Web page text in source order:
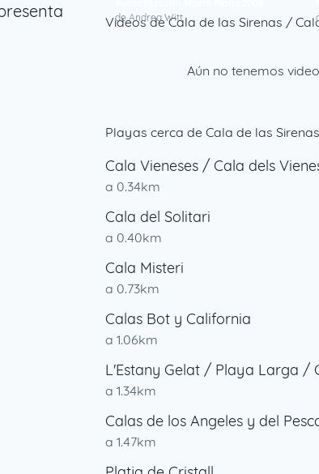
de Andrea Witt
Videos de Cala de las Sirenas /
Aún no tenemos
Playas cerca de Cala de las
Cala Vieneses / Cala dels
a 0.34km
Cala del Solitari
a 0.40km
Cala Misteri
a 0.73km
Calas Bot y California
a 1.06km
L'Estany Gelat / Playa Larga /
a 1.34km
Calas de los Angeles y del
a 1.47km